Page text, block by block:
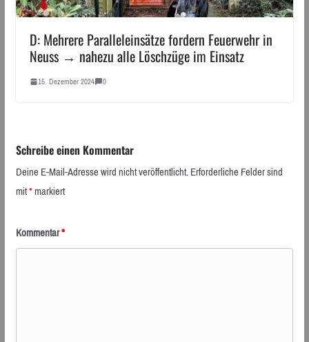
D: Mehrere Paralleleinsätze fordern Feuerwehr in
Neuss → nahezu alle Löschzüge im Einsatz
15. Dezember 2024 0
Schreibe einen Kommentar
Deine E-Mail-Adresse wird nicht veröffentlicht.Erforderliche Felder sind
mit*markiert
Kommentar*